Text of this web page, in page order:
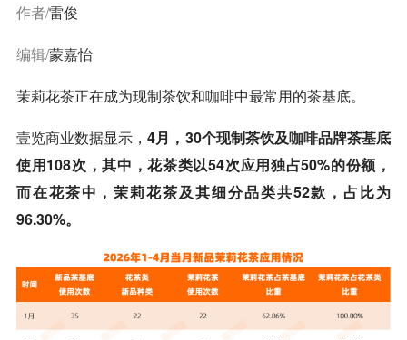
作者/雷俊
编辑/蒙嘉怡
茉莉花茶正在成为现制茶饮和咖啡中最常用的茶基底。
壹览商业数据显示，4月，30个现制茶饮及咖啡品牌茶基底
使用108次，其中，花茶类以54次应用独占50%的份额，
而在花茶中，茉莉花茶及其细分品类共52款，占比为
96.30%。